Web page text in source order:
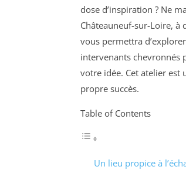
dose d’inspiration ? Ne
Châteauneuf-sur-Loire, à
vous permettra
intervenants chevronnés
votre idée. Cet atelier
propre succès.
Table of Contents
Un lieu propice à